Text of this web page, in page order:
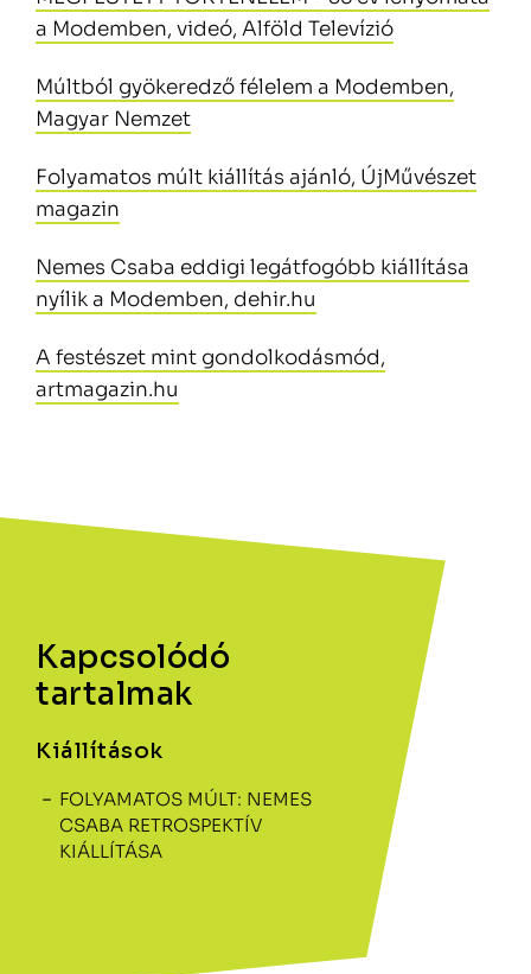
Kapcsolódó
tartalmak
Kiállítások
FOLYAMATOS MÚLT: NEMES
CSABA RETROSPEKTÍV
KIÁLLÍTÁSA
a Modemben, videó, Alföld Televízió
Múltból gyökeredző félelem a Modemben,
Magyar Nemzet
Folyamatos múlt kiállítás ajánló, ÚjMűvészet
magazin
Nemes Csaba eddigi legátfogóbb kiállítása
nyílik a Modemben, dehir.hu
A festészet mint gondolkodásmód,
artmagazin.hu